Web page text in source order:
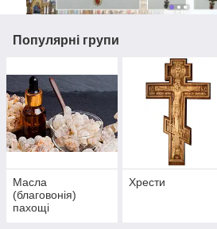
Популярні групи
Масла
(благовонія)
пахощі
Хрести